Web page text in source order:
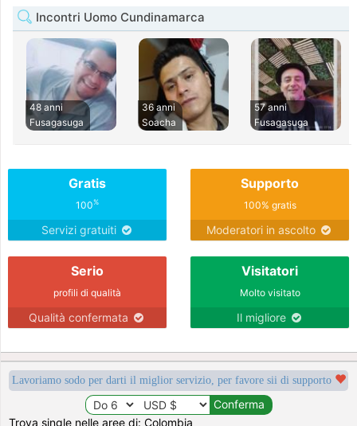
Incontri Uomo Cundinamarca
48 anni
Fusagasuga
36 anni
Soacha
57 anni
Fusagasuga
Gratis
100%
Servizi gratuiti
Supporto
100% gratis
Moderatori in ascolto
Serio
profili di qualità
Qualità confermata
Visitatori
Molto visitato
Il migliore
Lavoriamo sodo per darti il miglior servizio, per favore sii di supporto
Trova single nelle aree di: Colombia